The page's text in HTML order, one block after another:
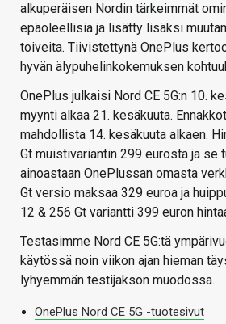
alkuperäisen Nordin tärkeimmät
epäoleellisia ja lisätty lisäksi
toiveita. Tiivistettynä OnePlus
hyvän älypuhelinkokemuksen
OnePlus julkaisi Nord CE 5G:n 10.
myynti alkaa 21. kesäkuuta.
mahdollista 14. kesäkuuta alkaen.
Gt muistivariantin 299 eurosta ja se
ainoastaan OnePlussan omasta
Gt versio maksaa 329 euroa ja
12 & 256 Gt variantti 399 euron
Testasimme Nord CE 5G:tä
käytössä noin viikon ajan hieman
lyhyemmän testijakson muodossa.
OnePlus Nord CE 5G -tuotesivut